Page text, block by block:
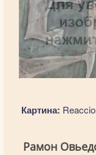
Картина:
Рамон